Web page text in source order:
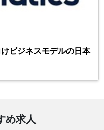
ビジネスモデルの日本
め求人